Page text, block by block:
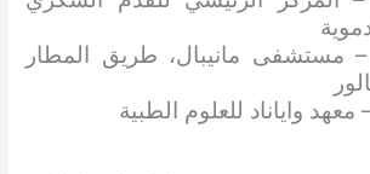
مستشفى مانيبال، طريق المطار
واياناد للعلوم الطبية